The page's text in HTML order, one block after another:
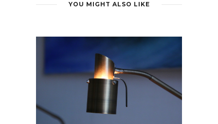
YOU MIGHT ALSO LIKE